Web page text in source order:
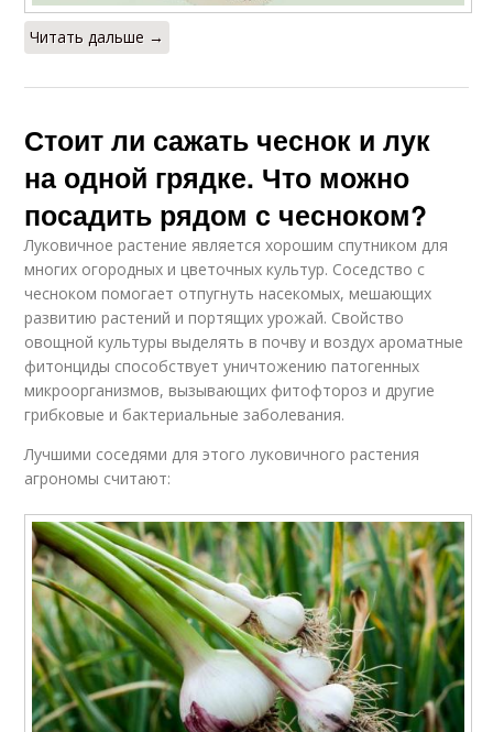
Читать дальше →
Стоит ли сажать чеснок и лук
на одной грядке. Что можно
посадить рядом с чесноком?
Луковичное растение является хорошим спутником для
многих огородных и цветочных культур. Соседство с
чесноком помогает отпугнуть насекомых, мешающих
развитию растений и портящих урожай. Свойство
овощной культуры выделять в почву и воздух ароматные
фитонциды способствует уничтожению патогенных
микроорганизмов, вызывающих фитофтороз и другие
грибковые и бактериальные заболевания.
Лучшими соседями для этого луковичного растения
агрономы считают: